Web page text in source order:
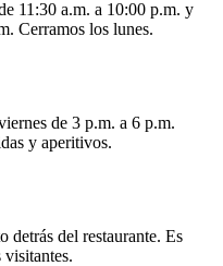
11:30 a.m. a 10:00 p.m. y
Cerramos los lunes.
de 3 p.m. a 6 p.m.
y aperitivos.
detrás del restaurante. Es
visitantes.